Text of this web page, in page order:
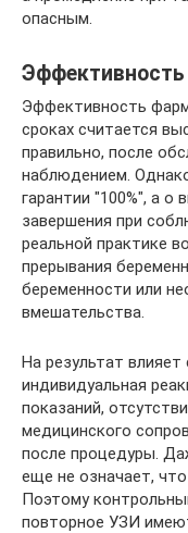
опасным.
Эффективность
сроках считается
правильно, после
наблюдением.
гарантии "100%", а о
завершения при
реальной практике
прерывания
беременности или
вмешательства.
На результат
индивидуальная
показаний,
медицинского
после процедуры.
еще не означает,
Поэтому
повторное УЗИ